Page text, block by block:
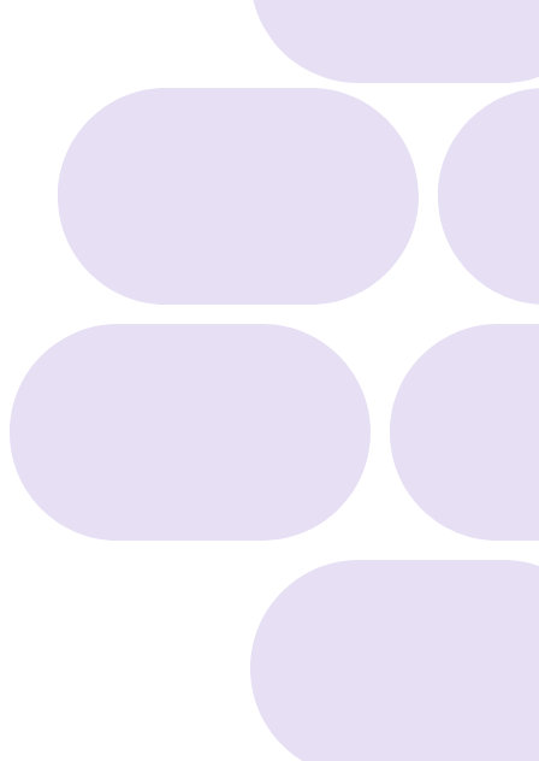
Scenariusze, które pracują non stop
Automatycznie. Niezawodnie. W czasie rzeczywistym.
Zaproszenia na nasze wydarzenia